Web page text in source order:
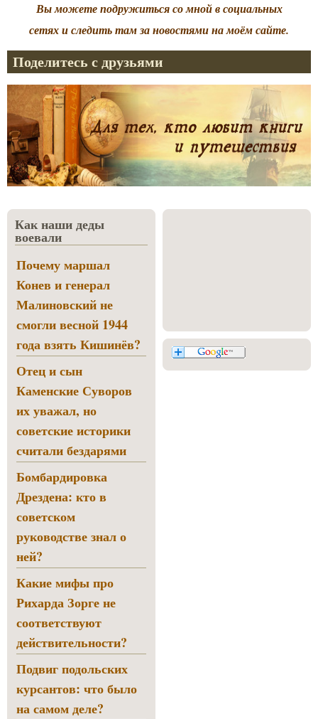
Вы можете подружиться со мной в социальных
сетях и следить там за новостями на моём сайте.
Поделитесь с друзьями
Как наши деды
воевали
Почему маршал
Конев и генерал
Малиновский не
смогли весной 1944
года взять Кишинёв?
Отец и сын
Каменские Суворов
их уважал, но
советские историки
считали бездарями
Бомбардировка
Дрездена: кто в
советском
руководстве знал о
ней?
Какие мифы про
Рихарда Зорге не
соответствуют
действительности?
Подвиг подольских
курсантов: что было
на самом деле?